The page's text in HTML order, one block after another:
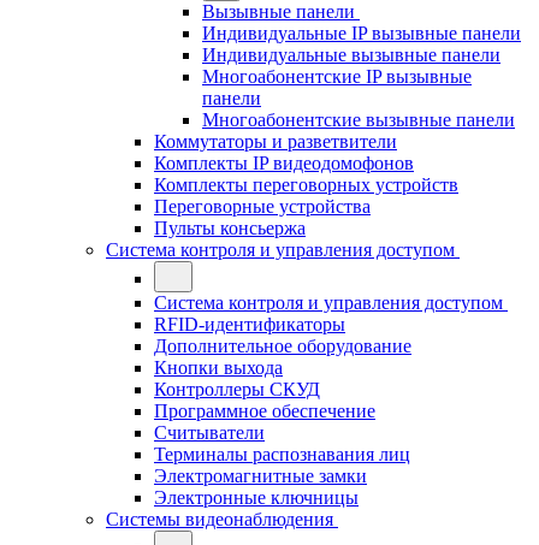
Вызывные панели
Индивидуальные IP вызывные панели
Индивидуальные вызывные панели
Многоабонентские IP вызывные
панели
Многоабонентские вызывные панели
Коммутаторы и разветвители
Комплекты IP видеодомофонов
Комплекты переговорных устройств
Переговорные устройства
Пульты консьержа
Система контроля и управления доступом
Система контроля и управления доступом
RFID-идентификаторы
Дополнительное оборудование
Кнопки выхода
Контроллеры СКУД
Программное обеспечение
Считыватели
Терминалы распознавания лиц
Электромагнитные замки
Электронные ключницы
Системы видеонаблюдения